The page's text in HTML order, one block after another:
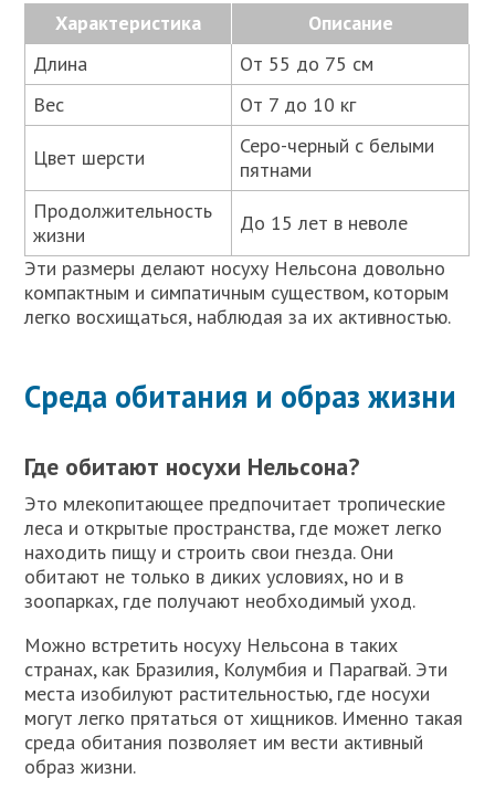
Характеристика
Описание
Длина
От 55 до 75 см
Вес
От 7 до 10 кг
Цвет шерсти
Серо-черный с белыми
пятнами
Продолжительность
жизни
До 15 лет в неволе
Эти размеры делают носуху Нельсона довольно
компактным и симпатичным существом, которым
легко восхищаться, наблюдая за их активностью.
Среда обитания и образ жизни
Где обитают носухи Нельсона?
Это млекопитающее предпочитает тропические
леса и открытые пространства, где может легко
находить пищу и строить свои гнезда. Они
обитают не только в диких условиях, но и в
зоопарках, где получают необходимый уход.
Можно встретить носуху Нельсона в таких
странах, как Бразилия, Колумбия и Парагвай. Эти
места изобилуют растительностью, где носухи
могут легко прятаться от хищников. Именно такая
среда обитания позволяет им вести активный
образ жизни.